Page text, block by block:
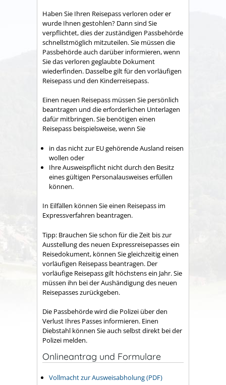
Haben Sie Ihren Reisepass verloren oder er
wurde Ihnen gestohlen? Dann sind Sie
verpflichtet, dies der zuständigen Passbehörde
schnellstmöglich mitzuteilen. Sie müssen die
Passbehörde auch darüber informieren, wenn
Sie das verloren geglaubte Dokument
wiederfinden. Dasselbe gilt für den vorläufigen
Reisepass und den Kinderreisepass.
Einen neuen Reisepass müssen Sie persönlich
beantragen und die erforderlichen Unterlagen
dafür mitbringen.Sie benötigen einen
Reisepass beispielsweise, wenn Sie
in das nicht zur EU gehörende Ausland reisen
wollen oder
Ihre Ausweispflicht nicht durch den Besitz
eines gültigen Personalausweises erfüllen
können.
In Eilfällen können Sie einen Reisepass im
Expressverfahren beantragen.
Tipp: Brauchen Sie schon für die Zeit bis zur
Ausstellung des neuen Expressreisepasses ein
Reisedokument, können Sie gleichzeitig einen
vorläufigen Reisepass beantragen. Der
vorläufige Reisepass gilt höchstens ein Jahr. Sie
müssen ihn bei der Aushändigung des neuen
Reisepasses zurückgeben.
Die Passbehörde wird die Polizei über den
Verlust Ihres Passes informieren. Einen
Diebstahl können Sie auch selbst direkt bei der
Polizei melden.
Onlineantrag und Formulare
Vollmacht zur Ausweisabholung (PDF)